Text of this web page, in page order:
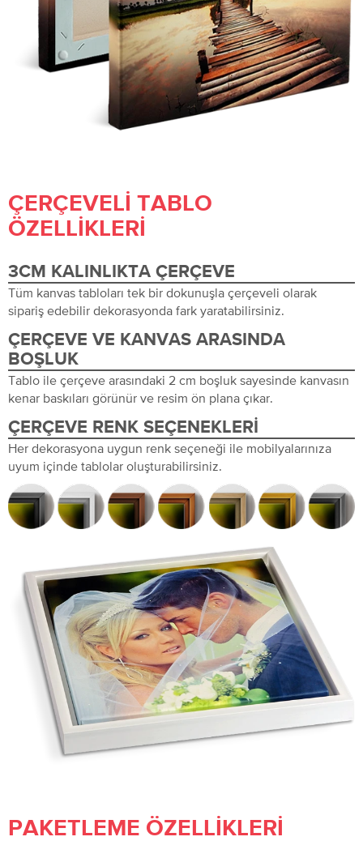
ÇERÇEVELI TABLO
ÖZELLIKLERI
3CM KALINLIKTA ÇERÇEVE
Tüm kanvas tabloları tek bir dokunuşla çerçeveli olarak
sipariş edebilir dekorasyonda fark yaratabilirsiniz.
ÇERÇEVE VE KANVAS ARASINDA
BOŞLUK
Tablo ile çerçeve arasındaki 2 cm boşluk sayesinde kanvasın
kenar baskıları görünür ve resim ön plana çıkar.
ÇERÇEVE RENK SEÇENEKLERI
Her dekorasyona uygun renk seçeneği ile mobilyalarınıza
uyum içinde tablolar oluşturabilirsiniz.
PAKETLEME ÖZELLIKLERI